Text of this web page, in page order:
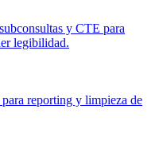
y CTE para
legibilidad.
reporting y limpieza de